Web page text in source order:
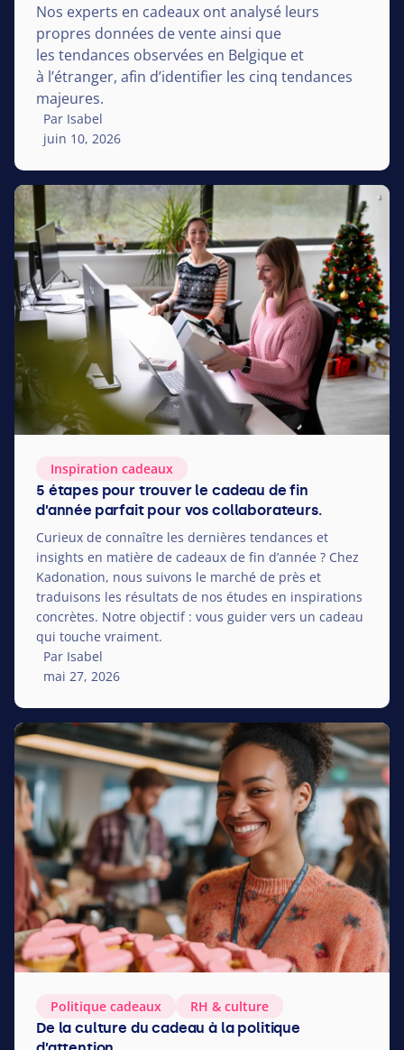
Nos experts en cadeaux ont analysé leurs
propres données de vente ainsi que
les tendances observées en Belgique et
à l’étranger, afin d’identifier les cinq tendances
majeures.
Par Isabel
juin 10, 2026
Inspiration cadeaux
5 étapes pour trouver le cadeau de fin
d’année parfait pour vos collaborateurs.
Curieux de connaître les dernières tendances et
insights en matière de cadeaux de fin d’année ? Chez
Kadonation, nous suivons le marché de près et
traduisons les résultats de nos études en inspirations
concrètes. Notre objectif : vous guider vers un cadeau
qui touche vraiment.
Par Isabel
mai 27, 2026
Politique cadeaux RH & culture
De la culture du cadeau à la politique